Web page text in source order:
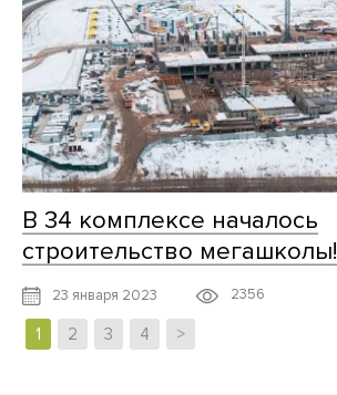
В 34 комплексе началось
строительство мегашколы!
23 января 2023 2356
1 2 3 4 >